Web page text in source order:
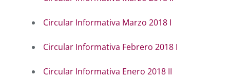
Circular Informativa Marzo 2018 I
Circular Informativa Febrero 2018 I
Circular Informativa Enero 2018 II